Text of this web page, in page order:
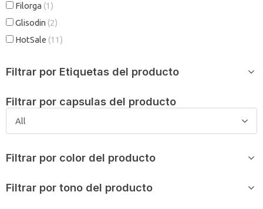
Filorga (1)
Glisodin (2)
HotSale (11)
Filtrar por Etiquetas del producto
Filtrar por capsulas del producto
All
Filtrar por color del producto
Filtrar por tono del producto